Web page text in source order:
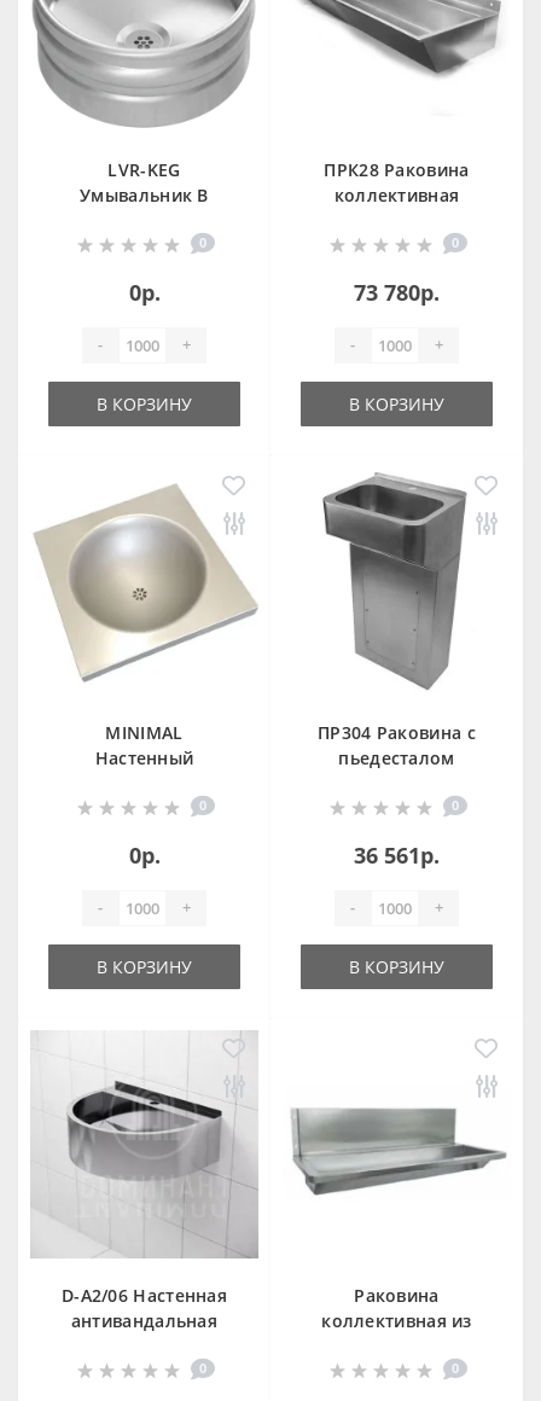
LVR-KEG
Умывальник В
НАСТОЯЩЕГО ПАБА
стали
0
0р.
- +
В КОРЗИНУ
ПРК28 Раковина
коллективная
левая 2,8 м 0
73 780р.
- +
В КОРЗИНУ
MINIMAL
Настенный
угловой
нержавеющей
0
0р.
- +
В КОРЗИНУ
ПР304 Раковина с
пьедесталом
0
36 561р.
- +
В КОРЗИНУ
D-A2/06 Настенная
антивандальная
нержавеющей
0
Раковина
коллективная из
стали со стенкой
0